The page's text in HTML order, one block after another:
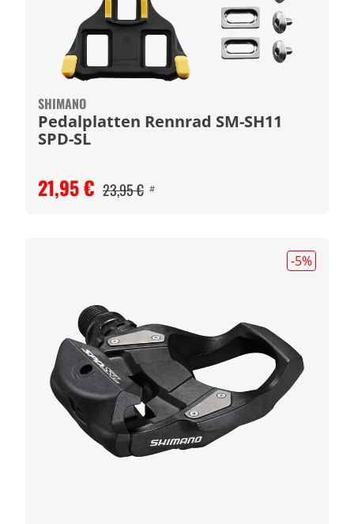
SHIMANO
Pedalplatten Rennrad SM-SH11
SPD-SL
21,95 € 23,95 € #
-5%